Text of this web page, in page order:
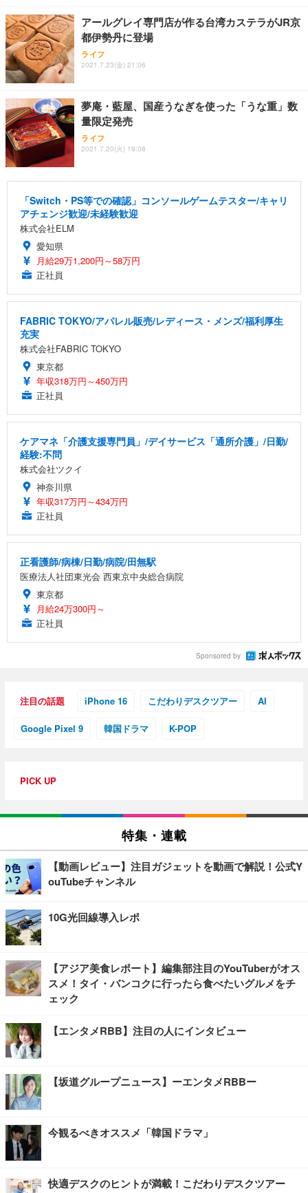
アールグレイ専門店が作る台湾カステラがJR京
都伊勢丹に登場
ライフ
2021.7.23(金) 21:06
夢庵・藍屋、国産うなぎを使った「うな重」数
量限定発売
ライフ
2021.7.20(火) 19:08
「Switch・PS等での確認」コンソールゲームテスター/キャリ
アチェンジ歓迎/未経験歓迎
株式会社ELM
愛知県
月給29万1,200円～58万円
正社員
FABRIC TOKYO/アパレル販売/レディース・メンズ/福利厚生
充実
株式会社FABRIC TOKYO
東京都
年収318万円～450万円
正社員
ケアマネ「介護支援専門員」/デイサービス「通所介護」/日勤/
経験:不問
株式会社ツクイ
神奈川県
年収317万円～434万円
正社員
正看護師/病棟/日勤/病院/田無駅
医療法人社団東光会 西東京中央総合病院
東京都
月給24万300円～
正社員
Sponsored by
注目の話題 iPhone 16 こだわりデスクツアー AI
Google Pixel 9 韓国ドラマ K-POP
PICK UP
特集・連載
【動画レビュー】注目ガジェットを動画で解説！公式Y
ouTubeチャンネル
10G光回線導入レポ
【アジア美食レポート】編集部注目のYouTuberがオス
スメ！タイ・バンコクに行ったら食べたいグルメをチ
ェック
【エンタメRBB】注目の人にインタビュー
【坂道グループニュース】ーエンタメRBBー
今観るべきオススメ「韓国ドラマ」
快適デスクのヒントが満載！こだわりデスクツアー